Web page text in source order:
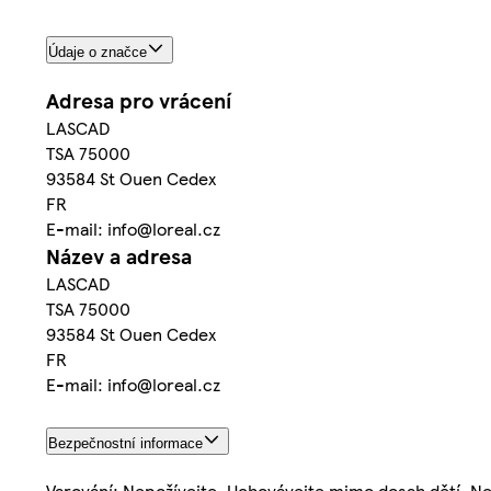
Údaje o značce
Adresa pro vrácení
LASCAD
TSA 75000
93584 St Ouen Cedex
FR
E-mail: info@loreal.cz
Název a adresa
LASCAD
TSA 75000
93584 St Ouen Cedex
FR
E-mail: info@loreal.cz
Bezpečnostní informace